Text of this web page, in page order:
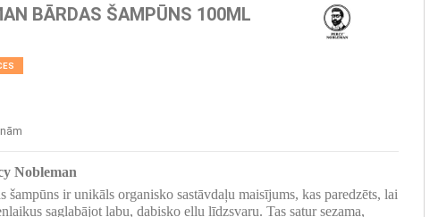
BĀRDAS ŠAMPŪNS 100ML
Nobleman
šampūns ir unikāls organisko sastāvdaļu maisījums, kas paredzēts, lai
saglabājot labu, dabisko eļļu līdzsvaru. Tas satur sezama,